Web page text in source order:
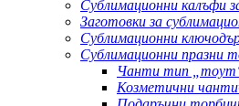
Сублимационни калъфи
Заготовки за
Сублимационни
Сублимационни празни
Чанти тип
Козметични